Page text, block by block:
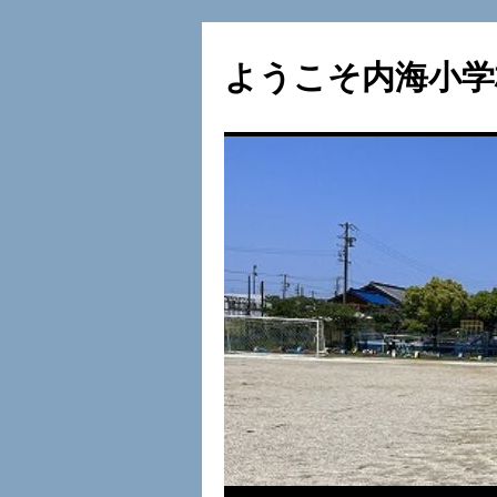
ようこそ内海小